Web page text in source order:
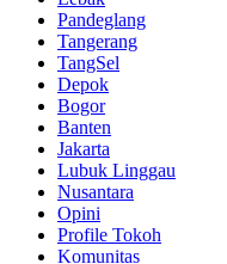
Pandeglang
Tangerang
TangSel
Depok
Bogor
Banten
Jakarta
Lubuk Linggau
Nusantara
Opini
Profile Tokoh
Komunitas